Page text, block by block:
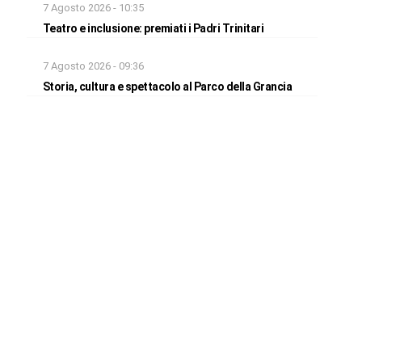
7 Agosto 2026 - 10:35
Teatro e inclusione: premiati i Padri Trinitari
7 Agosto 2026 - 09:36
Storia, cultura e spettacolo al Parco della Grancia